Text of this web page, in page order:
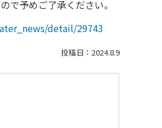
予めご了承ください。
detail/29743
投稿日：2024.8.9